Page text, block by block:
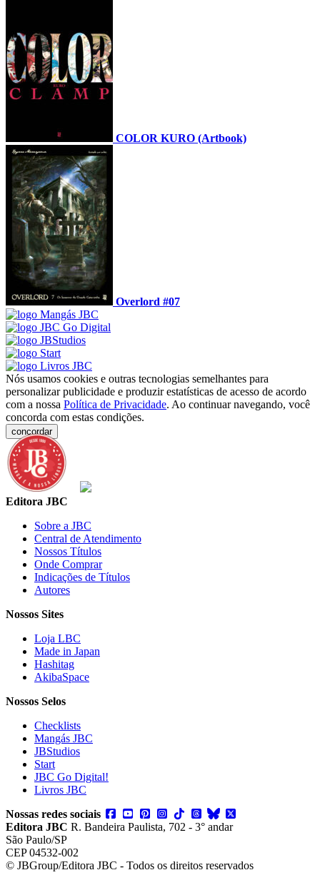
COLOR KURO (Artbook)
Overlord #07
Nós usamos cookies e outras tecnologias semelhantes para
personalizar publicidade e produzir estatísticas de acesso de acordo
com a nossa Política de Privacidade. Ao continuar navegando, você
concorda com estas condições.
concordar
Editora JBC
Sobre a JBC
Central de Atendimento
Nossos Títulos
Onde Comprar
Indicações de Títulos
Autores
Nossos Sites
Loja LBC
Made in Japan
Hashitag
AkibaSpace
Nossos Selos
Checklists
Mangás JBC
JBStudios
Start
JBC Go Digital!
Livros JBC
Nossas redes sociais
Editora JBC R. Bandeira Paulista, 702 - 3° andar
São Paulo/SP
CEP 04532-002
© JBGroup/Editora JBC - Todos os direitos reservados